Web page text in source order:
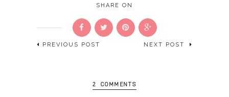
SHARE ON
PREVIOUS POST NEXT POST
2 COMMENTS